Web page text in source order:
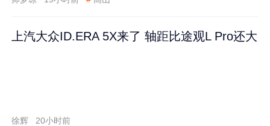
上汽大众ID.ERA 5X来了 轴距比途观L Pro还大
徐辉 20小时前